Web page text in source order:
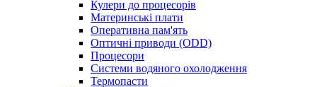
Кулери до процесорів
Материнські плати
Оперативна пам'ять
Оптичні приводи (ODD)
Процесори
Системи водяного охолодження
Термопасти